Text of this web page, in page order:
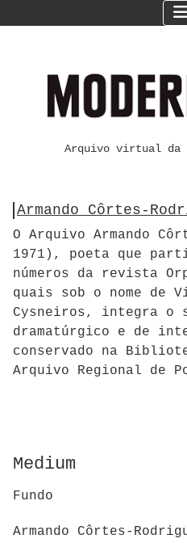
Arquivo virtual da
Armando Côrtes-
O Arquivo Armando
1971), poeta que
números da revista
quais sob o nome de
Cysneiros, integra o
dramatúrgico e de
conservado na
Arquivo Regional de
Medium
Fundo
Armando Côrtes-